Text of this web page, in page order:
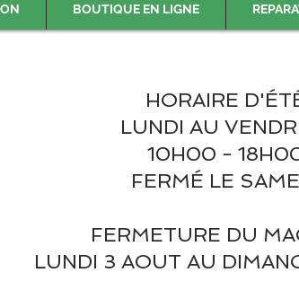
BOUTIQUE EN LIGNE
HORAIRE
LUNDI AU
10H00 -
FERMÉ LE
FERMETURE DU
LUNDI 3 AOUT AU